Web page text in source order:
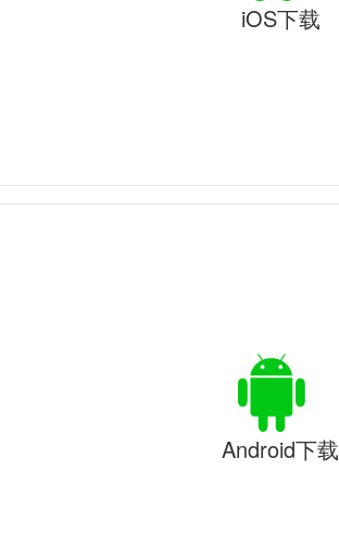
iOS下载
Android下载